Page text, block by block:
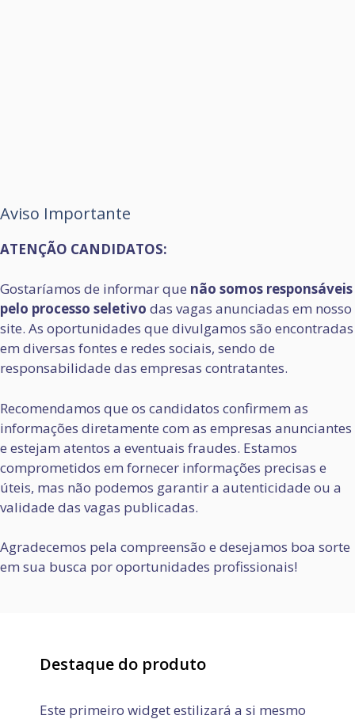
Aviso Importante
ATENÇÃO CANDIDATOS:
Gostaríamos de informar que não somos responsáveis
pelo processo seletivo das vagas anunciadas em nosso
site. As oportunidades que divulgamos são encontradas
em diversas fontes e redes sociais, sendo de
responsabilidade das empresas contratantes.
Recomendamos que os candidatos confirmem as
informações diretamente com as empresas anunciantes
e estejam atentos a eventuais fraudes. Estamos
comprometidos em fornecer informações precisas e
úteis, mas não podemos garantir a autenticidade ou a
validade das vagas publicadas.
Agradecemos pela compreensão e desejamos boa sorte
em sua busca por oportunidades profissionais!
Destaque do produto
Este primeiro widget estilizará a si mesmo